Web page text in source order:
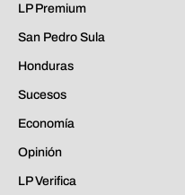
LP Premium
San Pedro Sula
Honduras
Sucesos
Economía
Opinión
LP Verifica